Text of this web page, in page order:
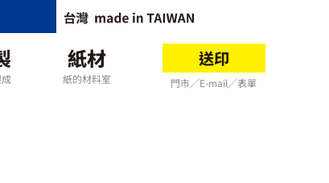
紙材
紙的材料室
送印
門市╱E-mail╱表單